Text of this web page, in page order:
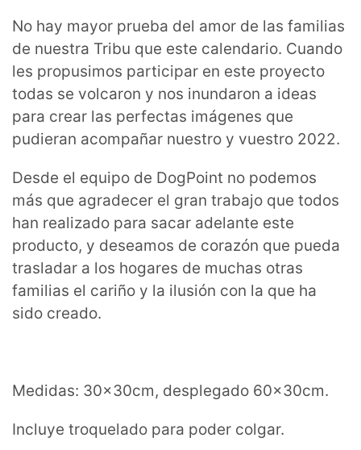
No hay mayor prueba del amor de las familias
de nuestra Tribu que este calendario. Cuando
les propusimos participar en este proyecto
todas se volcaron y nos inundaron a ideas
para crear las perfectas imágenes que
pudieran acompañar nuestro y vuestro 2022.
Desde el equipo de DogPoint no podemos
más que agradecer el gran trabajo que todos
han realizado para sacar adelante este
producto, y deseamos de corazón que pueda
trasladar a los hogares de muchas otras
familias el cariño y la ilusión con la que ha
sido creado.
Medidas: 30x30cm, desplegado 60x30cm.
Incluye troquelado para poder colgar.